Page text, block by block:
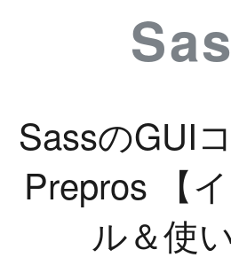
SassのGUI
Prepros 【
ル＆使